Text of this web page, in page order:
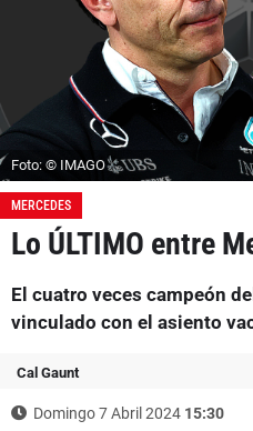
Foto: © IMAGO
MERCEDES
Lo ÚLTIMO entre
El cuatro veces campeón
vinculado con el asiento
Cal Gaunt
Domingo 7 Abril 2024 15:30